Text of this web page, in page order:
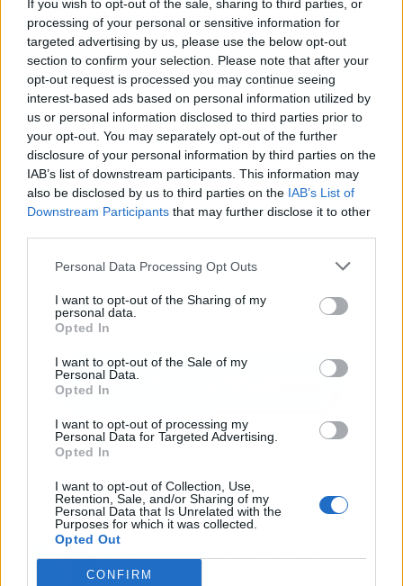
If you wish to opt-out of the sale, sharing to third parties, or
processing of your personal or sensitive information for
targeted advertising by us, please use the below opt-out
section to confirm your selection. Please note that after your
opt-out request is processed you may continue seeing
interest-based ads based on personal information utilized by
us or personal information disclosed to third parties prior to
your opt-out. You may separately opt-out of the further
disclosure of your personal information by third parties on the
IAB’s list of downstream participants. This information may
also be disclosed by us to third parties on the IAB’s List of
Downstream Participants that may further disclose it to other
Personal Data Processing Opt Outs
I want to opt-out of the Sharing of my
personal data.
Opted In
I want to opt-out of the Sale of my
Personal Data.
Opted In
I want to opt-out of processing my
Personal Data for Targeted Advertising.
Opted In
I want to opt-out of Collection, Use,
Retention, Sale, and/or Sharing of my
Personal Data that Is Unrelated with the
Purposes for which it was collected.
Opted Out
CONFIRM
Publicidad
Los más vistos
ordenados de mejor a peor